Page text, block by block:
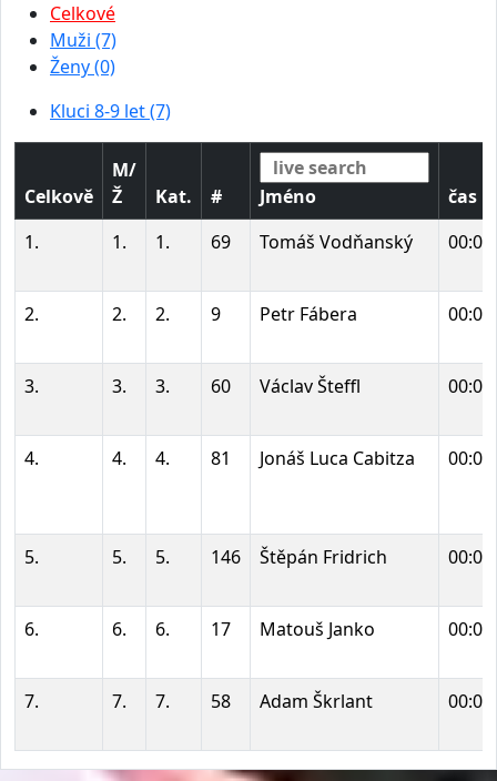
Celkové
Muži (7)
Ženy (0)
Kluci 8-9 let (7)
Celkově
M/
Ž
Kat. # Jméno
čas
1.
1. 1. 69 Tomáš Vodňanský
2. 2. 2. 9 Petr Fábera
3. 3. 3. 60 Václav Šteffl
4. 4. 4. 81 Jonáš Luca Cabitza
5. 5. 5. 146 Štěpán Fridrich
6. 6. 6. 17 Matouš Janko
7. 7. 7. 58 Adam Škrlant